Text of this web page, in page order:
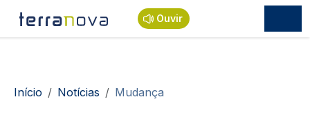
Passar para o conteúdo principal
Ouvir
Navegação estrutural
Início Notícias Mudança